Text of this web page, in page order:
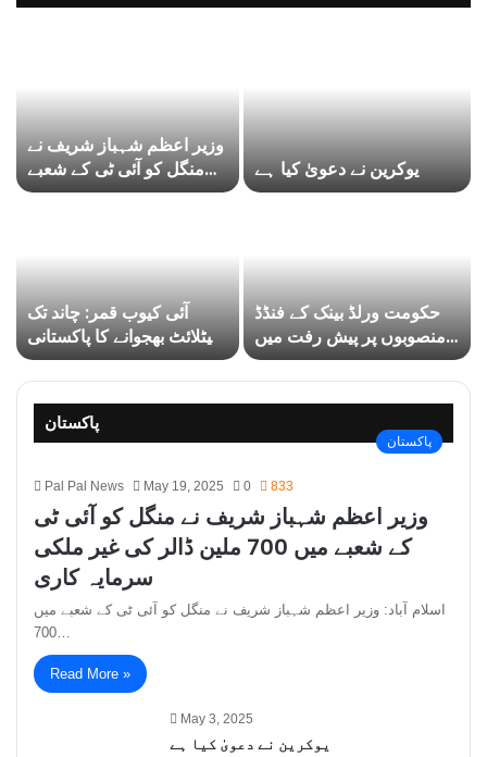
وزیر اعظم شہباز شریف نے
منگل کو آئی ٹی کے شعبے
میں 700 ملین ڈالر کی غیر
یوکرین نے دعویٰ کیا ہے
آئی کیوب قمر: چاند تک
سیٹلائٹ بھجوانے کا پاکستانی
مشن کیسے ممکن ہوا؟
حکومت ورلڈ بینک کے فنڈڈ
منصوبوں پر پیش رفت میں
ناکام
پاکستان
پاکستان
Pal Pal News May 19, 2025 0 833
وزیر اعظم شہباز شریف نے منگل کو آئی ٹی
کے شعبے میں 700 ملین ڈالر کی غیر ملکی
سرمایہ کاری
اسلام آباد: وزیر اعظم شہباز شریف نے منگل کو آئی ٹی کے شعبے میں
700…
Read More »
May 3, 2025
یوکرین نے دعویٰ کیا ہے